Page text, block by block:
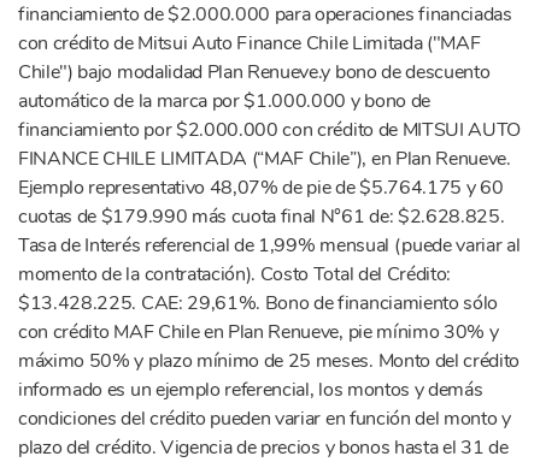
financiamiento de $2.000.000 para operaciones financiadas
con crédito de Mitsui Auto Finance Chile Limitada ("MAF
Chile") bajo modalidad Plan Renueve.y bono de descuento
automático de la marca por $1.000.000 y bono de
financiamiento por $2.000.000 con crédito de MITSUI AUTO
FINANCE CHILE LIMITADA (“MAF Chile”), en Plan Renueve.
Ejemplo representativo 48,07% de pie de $5.764.175 y 60
cuotas de $179.990 más cuota final N°61 de: $2.628.825.
Tasa de Interés referencial de 1,99% mensual (puede variar al
momento de la contratación). Costo Total del Crédito:
$13.428.225. CAE: 29,61%. Bono de financiamiento sólo
con crédito MAF Chile en Plan Renueve, pie mínimo 30% y
máximo 50% y plazo mínimo de 25 meses. Monto del crédito
informado es un ejemplo referencial, los montos y demás
condiciones del crédito pueden variar en función del monto y
plazo del crédito. Vigencia de precios y bonos hasta el 31 de